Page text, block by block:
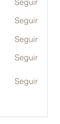
Seguir
Seguir
Seguir
Seguir
Seguir